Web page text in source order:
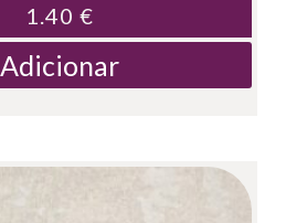
1.40 €
Adicionar